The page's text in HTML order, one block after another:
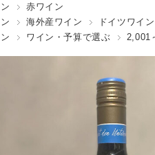
赤ワイン
海外産ワイン ドイツワイン
ワイン・予算で選ぶ 2,001